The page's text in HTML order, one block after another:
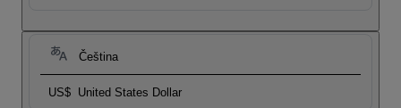
Čeština
US$ United States Dollar